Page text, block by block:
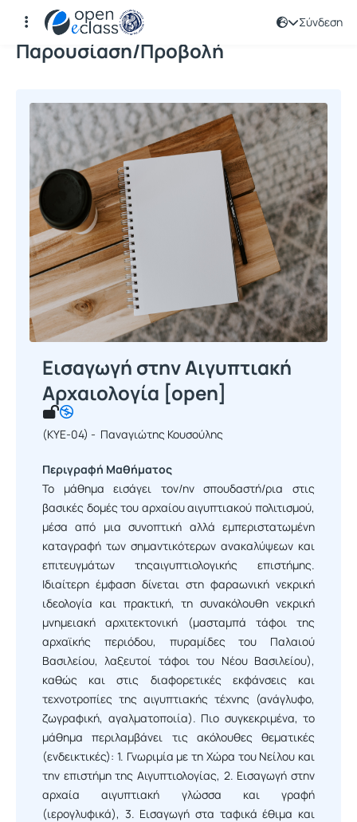
Σύνδεση
Παρουσίαση/Προβολή
Εισαγωγή στην Αιγυπτιακή
Αρχαιολογία [open]
(ΚΥΕ-04) - Παναγιώτης Κουσούλης
Περιγραφή Μαθήματος
Το μάθημα εισάγει τον/ην σπουδαστή/ρια στις
βασικές δομές του αρχαίου αιγυπτιακού πολιτισμού,
μέσα από μια συνοπτική αλλά εμπεριστατωμένη
καταγραφή των σημαντικότερων ανακαλύψεων και
επιτευγμάτων τηςαιγυπτιολογικής επιστήμης.
Ιδιαίτερη έμφαση δίνεται στη φαραωνική νεκρική
ιδεολογία και πρακτική, τη συνακόλουθη νεκρική
μνημειακή αρχιτεκτονική (μασταμπά τάφοι της
αρχαϊκής περιόδου, πυραμίδες του Παλαιού
Βασιλείου, λαξευτοί τάφοι του Νέου Βασιλείου),
καθώς και στις διαφορετικές εκφάνσεις και
τεχνοτροπίες της αιγυπτιακής τέχνης (ανάγλυφο,
ζωγραφική, αγαλματοποιία). Πιο συγκεκριμένα, το
μάθημα περιλαμβάνει τις ακόλουθες θεματικές
(ενδεικτικές): 1. Γνωριμία με τη Χώρα του Νείλου και
την επιστήμη της Αιγυπτιολογίας, 2. Εισαγωγή στην
αρχαία αιγυπτιακή γλώσσα και γραφή
(ιερογλυφικά), 3. Εισαγωγή στα ταφικά έθιμα και